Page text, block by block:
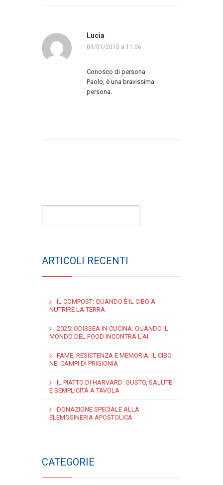
Lucia
09/01/2015 a 11:06
Conosco di persona
Paolo, è una bravissima
persona.
ARTICOLI RECENTI
IL COMPOST: QUANDO È IL CIBO A
NUTRIRE LA TERRA
2025: ODISSEA IN CUCINA. QUANDO IL
MONDO DEL FOOD INCONTRA L’AI
FAME, RESISTENZA E MEMORIA; IL CIBO
NEI CAMPI DI PRIGIONIA
IL PIATTO DI HARVARD: GUSTO, SALUTE
E SEMPLICITÀ A TAVOLA
DONAZIONE SPECIALE ALLA
ELEMOSINERIA APOSTOLICA
CATEGORIE